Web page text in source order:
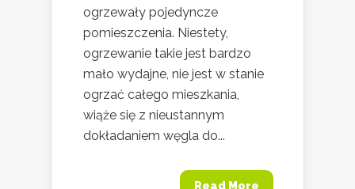
ogrzewały pojedyncze
pomieszczenia. Niestety,
ogrzewanie takie jest bardzo
mało wydajne, nie jest w stanie
ogrzać całego mieszkania,
wiąże się z nieustannym
dokładaniem węgla do...
Read More